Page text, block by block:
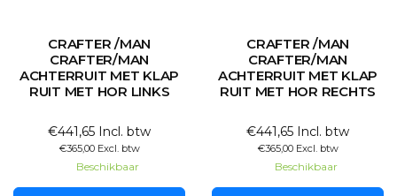
CRAFTER /MAN
CRAFTER/MAN
ACHTERRUIT MET KLAP
RUIT MET HOR LINKS
€441,65 Incl. btw
€365,00 Excl. btw
Beschikbaar
CRAFTER /MAN
CRAFTER/MAN
ACHTERRUIT MET KLAP
RUIT MET HOR RECHTS
€441,65 Incl. btw
€365,00 Excl. btw
Beschikbaar